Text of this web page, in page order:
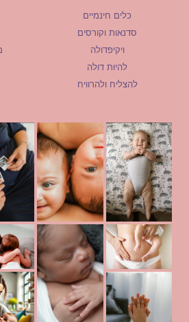
כלים חינמיים
סדנאות וקורסים
ויקיפדולה
להיות דולה
להצליח ולהרוויח